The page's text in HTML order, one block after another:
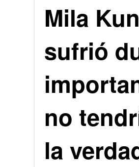
Mila
sufrió
no
la